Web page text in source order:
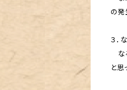
の発
３．
な
と思